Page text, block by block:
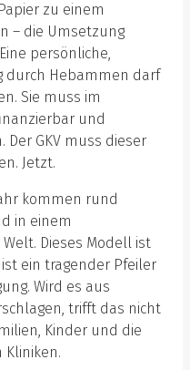
zu einem
– die Umsetzung
persönliche,
durch Hebammen darf
Sie muss im
und
GKV muss dieser
Jetzt.
kommen rund
in einem
Dieses Modell ist
ein tragender Pfeiler
Wird es aus
trifft das nicht
Kinder und die
Kliniken.